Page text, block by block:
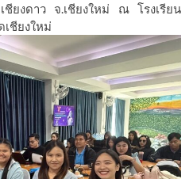
ชียงดาว จ.เชียงใหม่ ณ โรงเรียน
เชียงใหม่